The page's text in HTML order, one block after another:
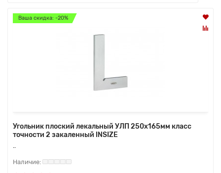
Ваша скидка: -20%
Угольник плоский лекальный УЛП 250х165мм класс
точности 2 закаленный INSIZE